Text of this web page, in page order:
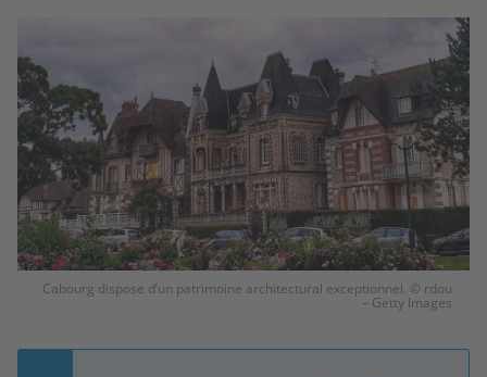
Cabourg dispose d’un patrimoine architectural exceptionnel. © rdou
– Getty Images